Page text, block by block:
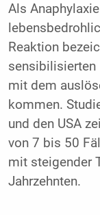
Als
Reaktion
sensibilisierten
mit dem
kommen.
und den USA
von 7 bis 50
mit steigender
Jahrzehnten.